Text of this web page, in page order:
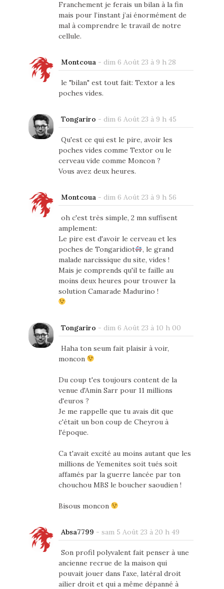
Franchement je ferais un bilan à la fin
mais pour l’instant j’ai énormément de
mal à comprendre le travail de notre
cellule.
Montcoua - dim 6 Août 23 à 9 h 28
le "bilan" est tout fait: Textor a les
poches vides.
Tongariro - dim 6 Août 23 à 9 h 45
Qu'est ce qui est le pire, avoir les
poches vides comme Textor ou le
cerveau vide comme Moncon ?
Vous avez deux heures.
Montcoua - dim 6 Août 23 à 9 h 56
oh c'est très simple, 2 mn suffisent
amplement:
Le pire est d'avoir le cerveau et les
poches de Tongaridiot
, le grand
malade narcissique du site, vides !
Mais je comprends qu'il te faille au
moins deux heures pour trouver la
solution Camarade Madurino !
Tongariro - dim 6 Août 23 à 10 h 00
Haha ton seum fait plaisir à voir,
moncon
Du coup t'es toujours content de la
venue d'Amin Sarr pour 11 millions
d'euros ?
Je me rappelle que tu avais dit que
c'était un bon coup de Cheyrou à
l'époque.
Ca t'avait excité au moins autant que les
millions de Yemenites soit tués soit
affamés par la guerre lancée par ton
chouchou MBS le boucher saoudien !
Bisous moncon
Absa7799 - sam 5 Août 23 à 20 h 49
Son profil polyvalent fait penser à une
ancienne recrue de la maison qui
pouvait jouer dans l'axe, latéral droit
ailier droit et qui a même dépanné à